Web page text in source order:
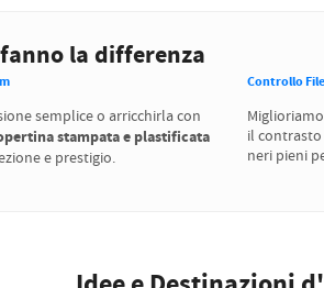
la differenza
semplice o arricchirla con
stampata e plastificata
e prestigio.
Controllo
il
neri pieni